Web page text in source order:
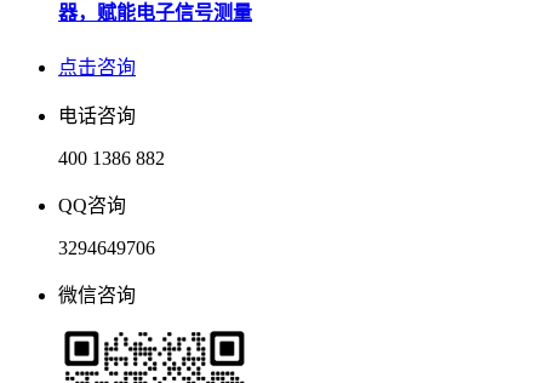
器，赋能电子信号测量
点击咨询
电话咨询
400 1386 882
QQ咨询
3294649706
微信咨询